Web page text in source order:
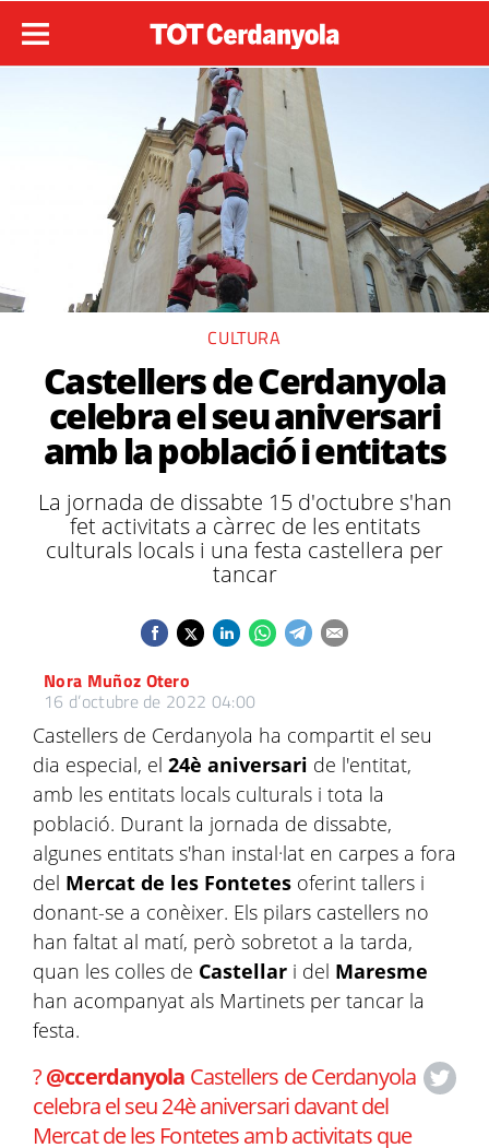
CULTURA
Castellers de Cerdanyola
celebra el seu aniversari
amb la població i entitats
La jornada de dissabte 15 d'octubre s'han
fet activitats a càrrec de les entitats
culturals locals i una festa castellera per
tancar
Nora Muñoz Otero
16 d’octubre de 2022 04:00
Castellers de Cerdanyola ha compartit el seu
dia especial, el 24è aniversari de l'entitat,
amb les entitats locals culturals i tota la
població. Durant la jornada de dissabte,
algunes entitats s'han instal·lat en carpes a fora
del Mercat de les Fontetes oferint tallers i
donant-se a conèixer. Els pilars castellers no
han faltat al matí, però sobretot a la tarda,
quan les colles de Castellar i del Maresme
han acompanyat als Martinets per tancar la
festa.
?@ccerdanyola Castellers de Cerdanyola
celebra el seu 24è aniversari davant del
Mercat de les Fontetes amb activitats que